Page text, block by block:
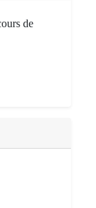
de